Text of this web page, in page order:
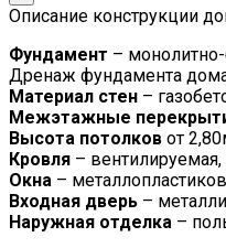
Описание конструкции
Фундамент –
Дренаж фундамента
Материал стен –
Межэтажные
Высота потолков от
Кровля –
Окна –
Входная дверь –
Наружная отделка –